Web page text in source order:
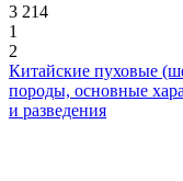
3 214
1
2
Китайские пуховые
породы, основные
и разведения